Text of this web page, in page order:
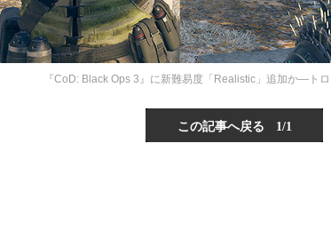
『CoD: Black Ops 3』に新難易度「Realistic」追加か―ト
この記事へ戻る 1/1